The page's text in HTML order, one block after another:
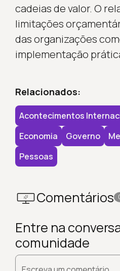
cadeias de valor. O
limitações
das organizações
implementação
Relacionados:
Acontecimentos
Economia
Governo
Pessoas
Comentários
Entre na
comunidade